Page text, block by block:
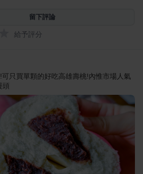
留下評論
給予評分
可只買單顆的好吃高雄壽桃!內惟市場人氣
頭